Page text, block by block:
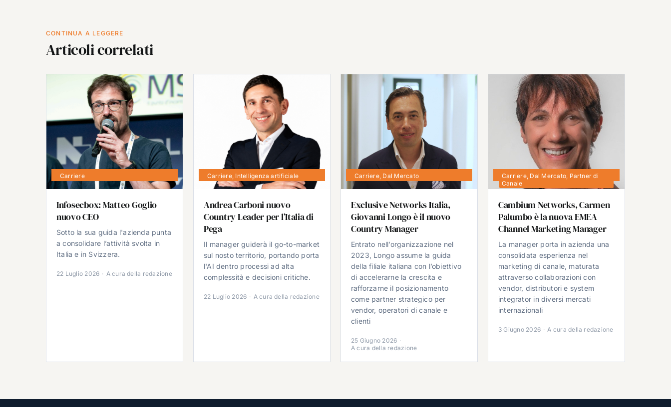
CONTINUA A LEGGERE
Articoli correlati
Carriere
Infosecbox: Matteo Goglio
nuovo CEO
Sotto la sua guida l'azienda punta
a consolidare l’attività svolta in
Italia e in Svizzera.
22 Luglio 2026 · A cura della redazione
Carriere, Intelligenza artificiale
Andrea Carboni nuovo
Country Leader per l’Italia di
Pega
Il manager guiderà il go-to-market
sul nosto territorio, portando porta
l'AI dentro processi ad alta
complessità e decisioni critiche.
22 Luglio 2026 · A cura della redazione
Carriere, Dal Mercato
Exclusive Networks Italia,
Giovanni Longo è il nuovo
Country Manager
Entrato nell’organizzazione nel
2023, Longo assume la guida
della filiale italiana con l’obiettivo
di accelerarne la crescita e
rafforzarne il posizionamento
come partner strategico per
vendor, operatori di canale e
clienti
25 Giugno 2026 ·
A cura della redazione
Carriere, Dal Mercato Partner di
Canale
Cambium Networks, Carmen
Palumbo è la nuova EMEA
Channel Marketing Manager
La manager porta in azienda una
consolidata esperienza nel
marketing di canale, maturata
attraverso collaborazioni con
vendor, distributori e system
integrator in diversi mercati
internazionali
3 Giugno 2026 · A cura della redazione